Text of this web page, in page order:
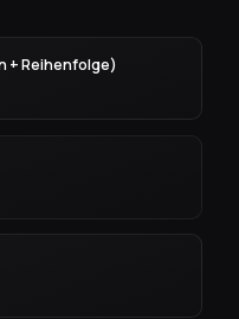
+ Reihenfolge)